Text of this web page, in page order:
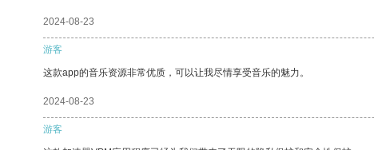
2024-08-23
游客
这款app的音乐资源非常优质，可以让我尽情享受音乐的魅力。
2024-08-23
游客